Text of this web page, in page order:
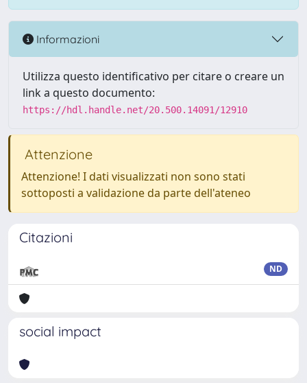
Informazioni
Utilizza questo identificativo per citare o creare un
link a questo documento:
https://hdl.handle.net/20.500.14091/12910
Attenzione
Attenzione! I dati visualizzati non sono stati
sottoposti a validazione da parte dell'ateneo
Citazioni
ND
social impact